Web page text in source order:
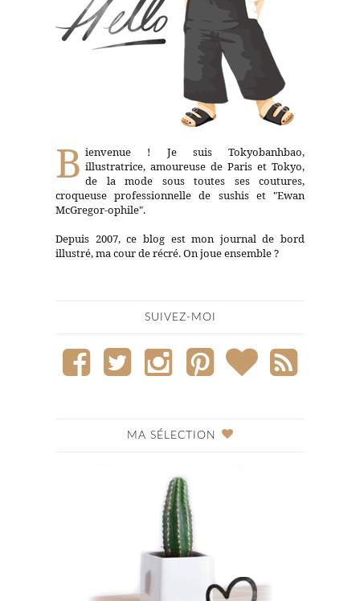
B ienvenue ! Je suis Tokyobanhbao,
illustratrice, amoureuse de Paris et Tokyo,
de la mode sous toutes ses coutures,
croqueuse professionnelle de sushis et "Ewan
McGregor-ophile".
Depuis 2007, ce blog est mon journal de bord
illustré, ma cour de récré. On joue ensemble ?
SUIVEZ-MOI
MA SÉLECTION